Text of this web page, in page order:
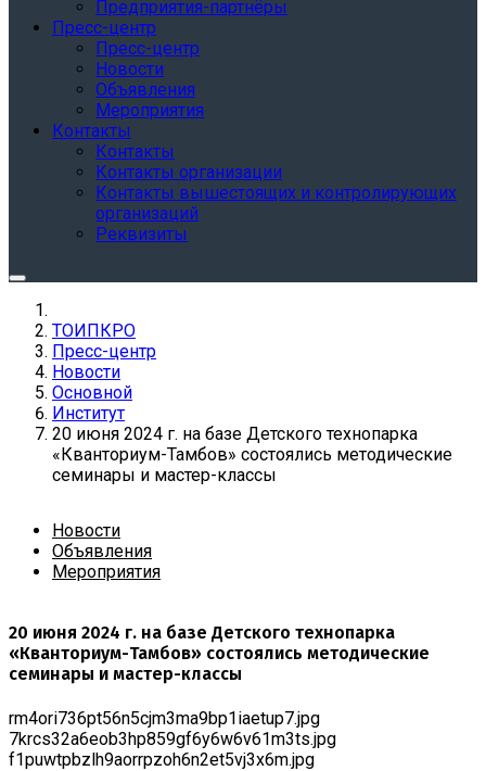
Предприятия-партнёры
Пресс-центр
Пресс-центр
Новости
Объявления
Мероприятия
Контакты
Контакты
Контакты организации
Контакты вышестоящих и контролирующих
организаций
Реквизиты
ТОИПКРО
Пресс-центр
Новости
Основной
Институт
20 июня 2024 г. на базе Детского технопарка
«Кванториум-Тамбов» состоялись методические
семинары и мастер-классы
Новости
Объявления
Мероприятия
20 июня 2024 г. на базе Детского технопарка
«Кванториум-Тамбов» состоялись методические
семинары и мастер-классы
rm4ori736pt56n5cjm3ma9bp1iaetup7.jpg
7krcs32a6eob3hp859gf6y6w6v61m3ts.jpg
f1puwtpbzlh9aorrpzoh6n2et5vj3x6m.jpg